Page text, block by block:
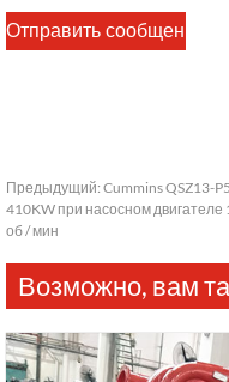
Предыдущий: Cummins QSZ13-
410KW при насосном двигателе
об / мин
Возможно, вам